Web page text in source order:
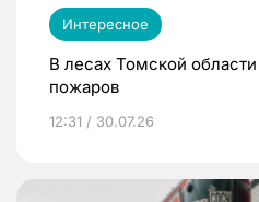
Интересное
В лесах Томской
пожаров
12:31 / 30.07.26